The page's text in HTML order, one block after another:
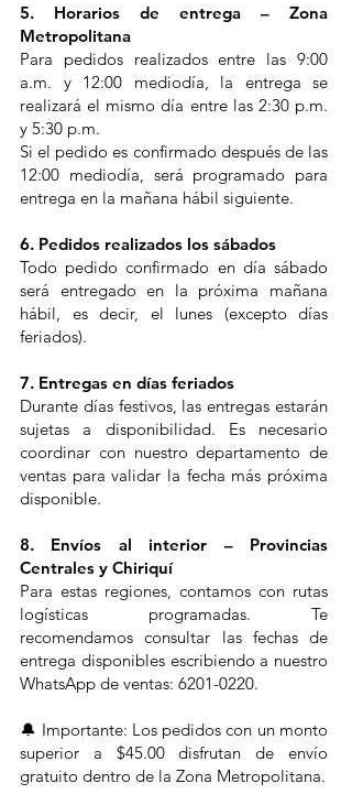
5. Horarios de entrega – Zona
Metropolitana
Para pedidos realizados entre las 9:00
a.m. y 12:00 mediodía, la entrega se
realizará el mismo día entre las 2:30 p.m.
y 5:30 p.m.
Si el pedido es confirmado después de las
12:00 mediodía, será programado para
entrega en la mañana hábil siguiente.
6. Pedidos realizados los sábados
Todo pedido confirmado en día sábado
será entregado en la próxima mañana
hábil, es decir, el lunes (excepto días
feriados).
7. Entregas en días feriados
Durante días festivos, las entregas estarán
sujetas a disponibilidad. Es necesario
coordinar con nuestro departamento de
ventas para validar la fecha más próxima
disponible.
8. Envíos al interior – Provincias
Centrales y Chiriquí
Para estas regiones, contamos con rutas
logísticas programadas. Te
recomendamos consultar las fechas de
entrega disponibles escribiendo a nuestro
WhatsApp de ventas: 6201-0220.
🔔 Importante: Los pedidos con un monto
superior a $45.00 disfrutan de envío
gratuito dentro de la Zona Metropolitana.